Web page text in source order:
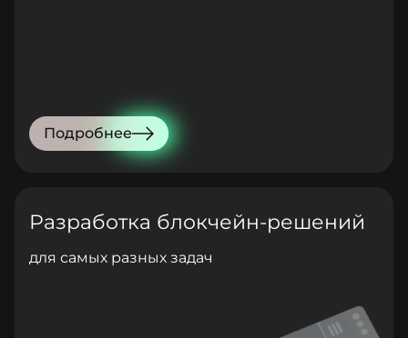
Подробнее
Разработка блокчейн-решений
для самых разных задач